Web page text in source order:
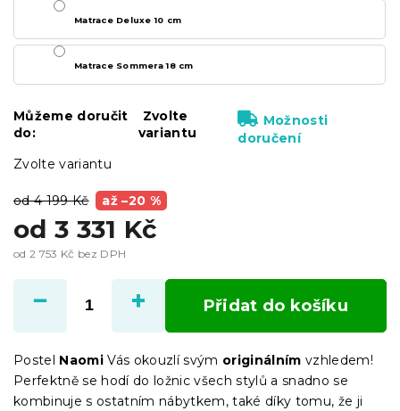
od 4 199 Kč až –20 %
od 3 331 Kč
od 2 753 Kč bez DPH
cena:
Zvolte variantu
Matrace Deluxe 10 cm
Matrace Sommera 18 cm
Můžeme doručit
do:
Zvolte
variantu
Možnosti
doručení
Přidat do košíku
Postel Naomi Vás okouzlí svým originálním vzhledem!
Perfektně se hodí do ložnic všech stylů a snadno se
kombinuje s ostatním nábytkem, také díky tomu, že ji